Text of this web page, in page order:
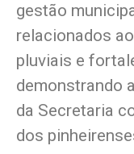
gestão
relacionados
pluviais e
demonstrando
da Secretaria
dos